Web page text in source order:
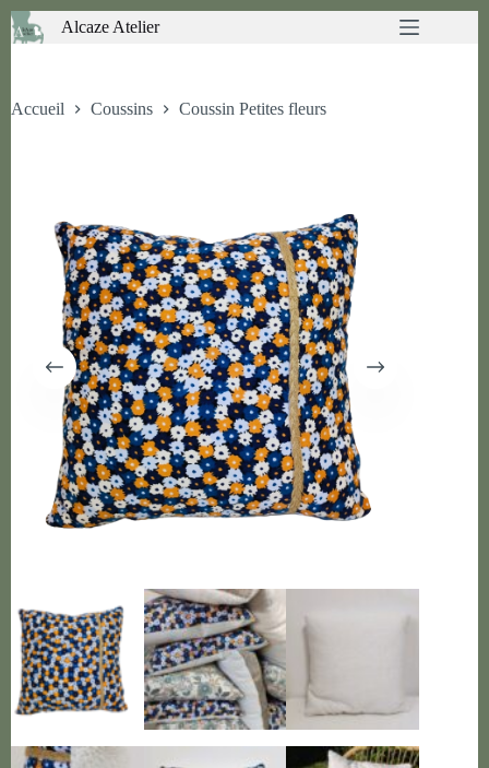
Passer
au
Alcaze Atelier
Accueil Coussins Coussin Petites fleurs